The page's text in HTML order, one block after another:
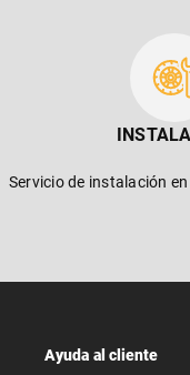
Servicio de instalación
Ayuda al cliente